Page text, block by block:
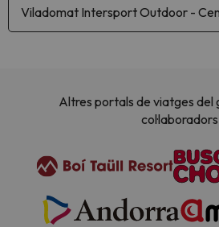
Viladomat Intersport Outdoor -
Altres portals de viatges del
col·laboradors